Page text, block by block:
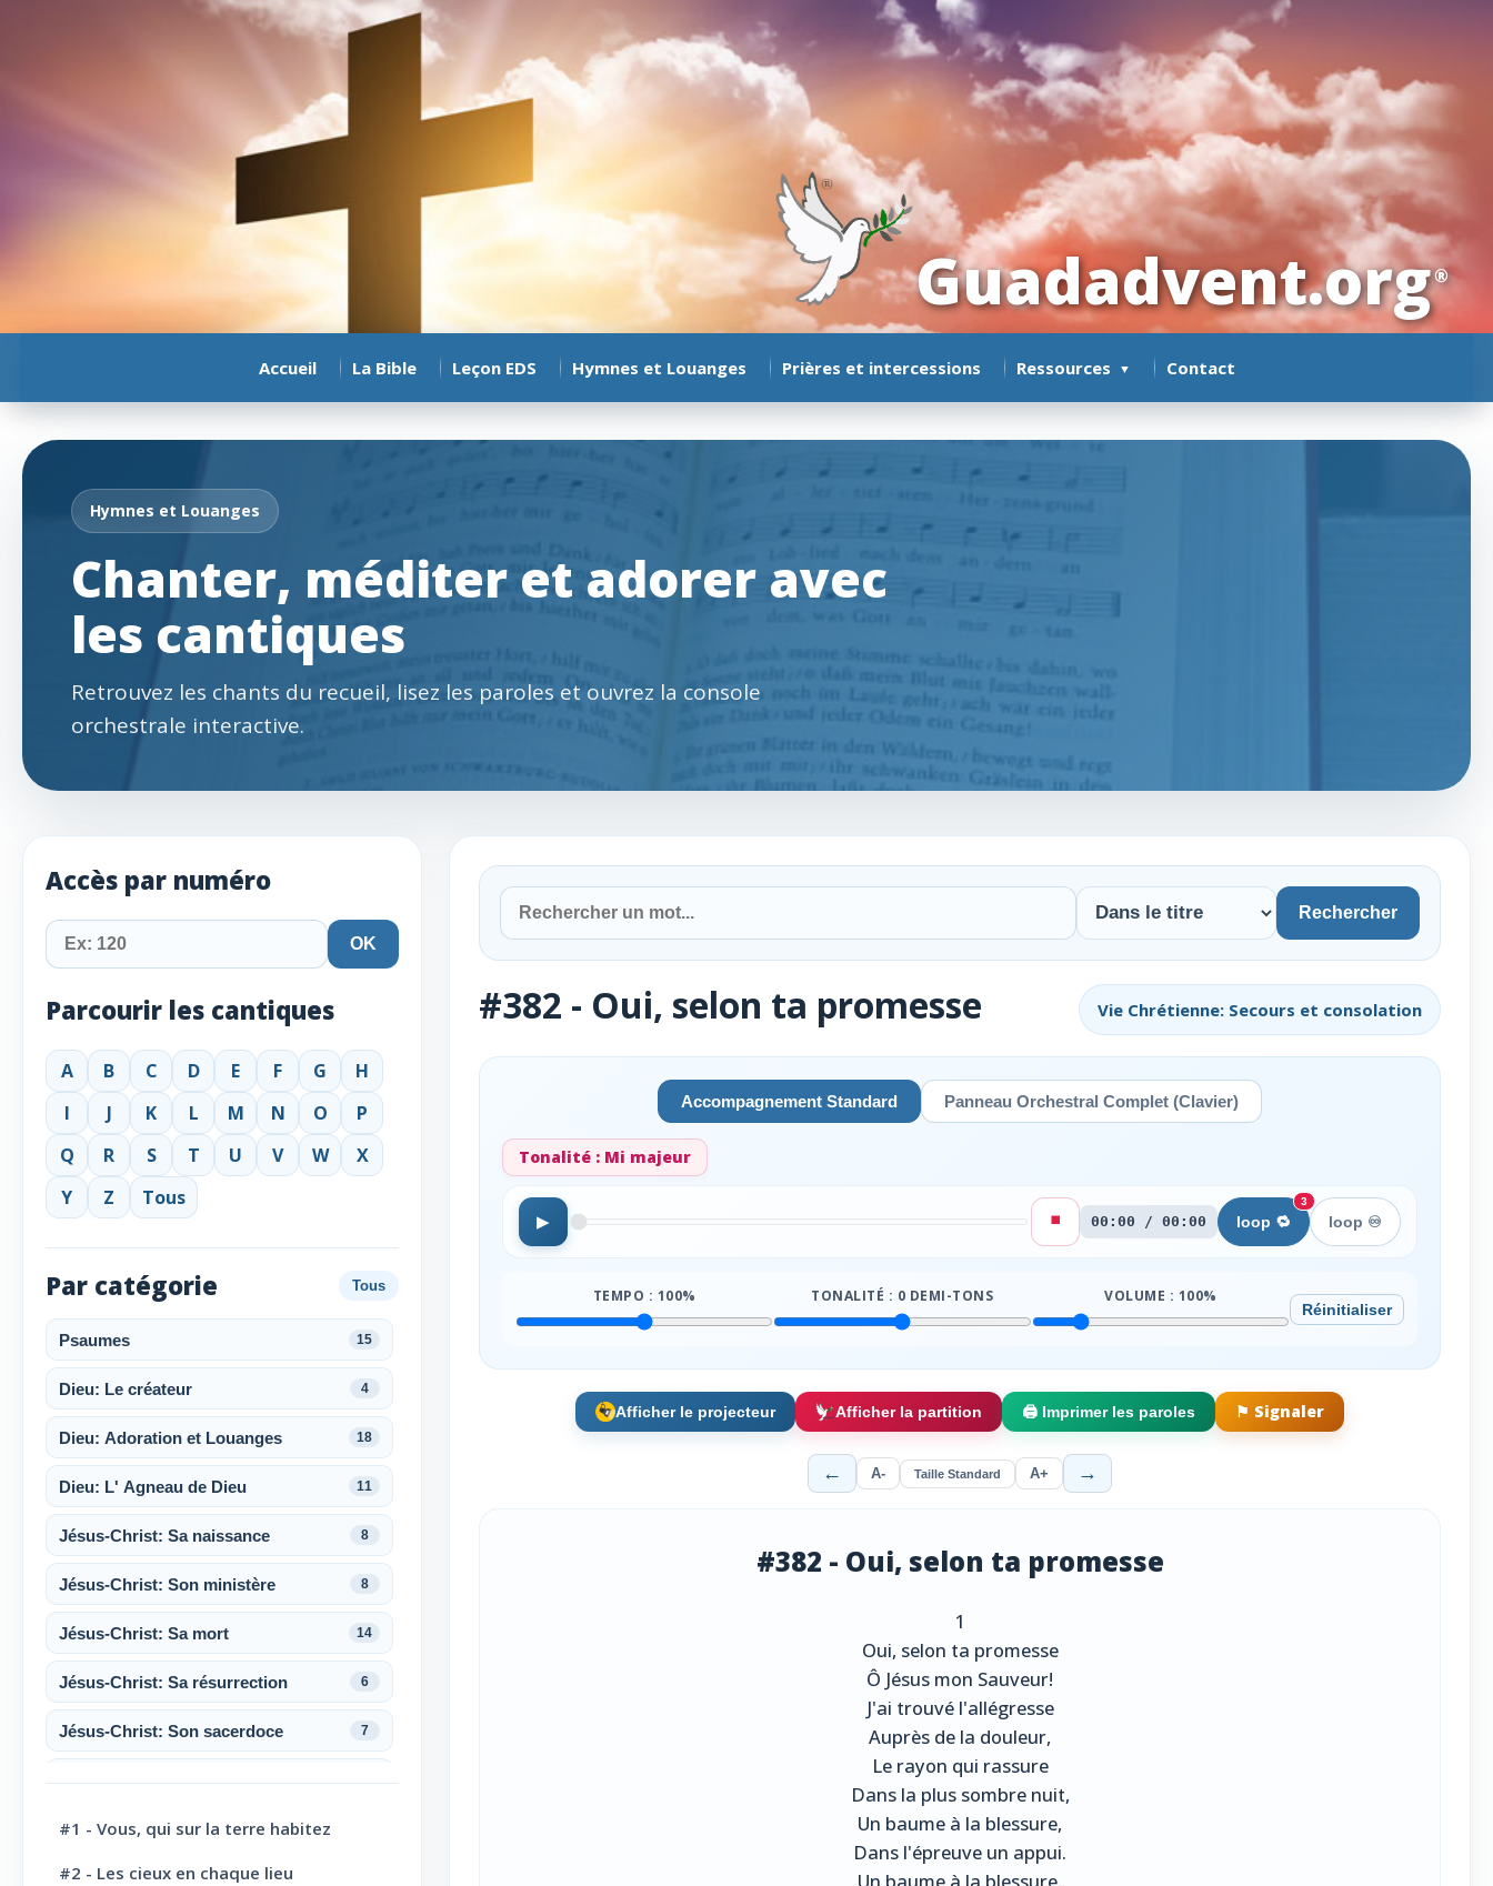
Guadadvent.org®
Accueil La Bible Leçon EDS Hymnes et Louanges Prières et intercessions Ressources ▼ Contact
Hymnes et Louanges
Chanter, méditer et adorer avec
les cantiques
Retrouvez les chants du recueil, lisez les paroles et ouvrez la console
orchestrale interactive.
Accès par numéro
OK
Parcourir les cantiques
A B C D E F G
H
I
J K L M N O
P
Q
R S T U V W
X
Y
Z Tous
Par catégorie Tous
Psaumes 15
Dieu: Le créateur 4
Dieu: Adoration et Louanges 18
Dieu: L' Agneau de Dieu 11
Jésus-Christ: Sa naissance 8
Jésus-Christ: Son ministère 8
Jésus-Christ: Sa mort 14
Jésus-Christ: Sa résurrection 6
Jésus-Christ: Son sacerdoce 7
Jésus-Christ: Son Amour 30
Le Saint-Esprit
La Parole de Dieu, sa Loi
#1 - Vous, qui sur la terre habitez
#2 - Les cieux en chaque lieu
Rechercher
#382 - Oui, selon ta promesse Vie Chrétienne: Secours et consolation
Accompagnement Standard Panneau Orchestral Complet (Clavier)
Tonalité : Mi majeur
▶ ⏹️ 00:00 / 00:00 loop 🔁
3
loop ♾️
TEMPO : 100% TONALITÉ : 0 DEMI-TONS VOLUME : 100%
Réinitialiser
Afficher le projecteur Afficher la partition 🖨️ Imprimer les paroles ⚑ Signaler
← A- Taille Standard A+ →
#382 - Oui, selon ta promesse
1
Oui, selon ta promesse
Ô Jésus mon Sauveur!
J'ai trouvé l'allégresse
Auprès de la douleur,
Le rayon qui rassure
Dans la plus sombre nuit,
Un baume à la blessure,
Dans l'épreuve un appui.